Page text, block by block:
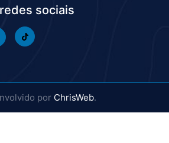
sociais
por ChrisWeb.